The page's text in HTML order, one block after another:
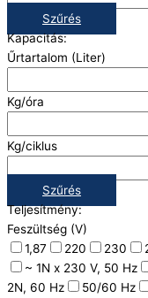
Szűrés
Kapacitás:
Űrtartalom (Liter)
Kg/óra
Kg/ciklus
Szűrés
Teljesítmény:
Feszültség (V)
1,87
220 230
~ 1N x 230 V, 50 Hz
2N, 60 Hz
50/60 Hz